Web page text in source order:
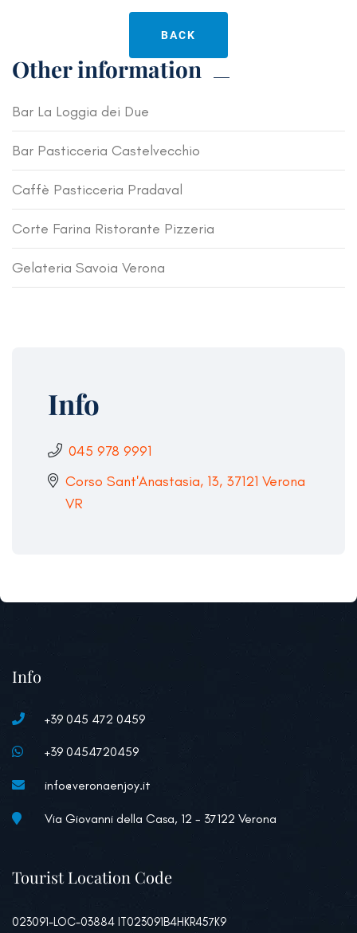
BACK
Other information
Bar La Loggia dei Due
Bar Pasticceria Castelvecchio
Caffè Pasticceria Pradaval
Corte Farina Ristorante Pizzeria
Gelateria Savoia Verona
Info
045 978 9991
Corso Sant'Anastasia, 13, 37121 Verona
VR
Info
+39 045 472 0459
+39 0454720459
info@veronaenjoy.it
Via Giovanni della Casa, 12 - 37122 Verona
Tourist Location Code
023091-LOC-03884 IT023091B4HKR457K9